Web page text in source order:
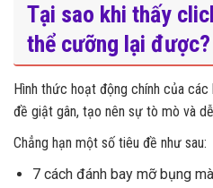
Tại sao khi thấy
thể cưỡng lại được?
Hình thức hoạt động chính của
đề giật gân, tạo nên sự tò mò và
Chẳng hạn một số tiêu đề như sau:
7 cách đánh bay mỡ bụng